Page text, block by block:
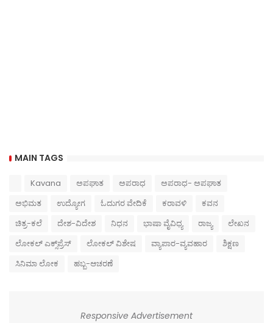
MAIN TAGS
Kavana ಅಪಘಾತ ಅಪರಾಧ
ಅಪರಾಧ- ಅಪಘಾತ
ಅಭಿಮತ
ಉದ್ಯೋಗ ಓದುಗರ ವೇದಿಕೆ ಕರಾವಳಿ
ಕವನ
ಚಿತ್ರ-ಕಲೆ
ದೇಶ-ವಿದೇಶ ನಿಧನ ಭಾಷಾ ವೈವಿಧ್ಯ ರಾಜ್ಯ
ಲೇಖನ
ಲೋಕಲ್ ಎಕ್ಸ್‌ಪ್ರೆಸ್
ಲೋಕಲ್ ವಿಶೇಷ ವ್ಯಾಪಾರ-ವ್ಯವಹಾರ
ಶಿಕ್ಷಣ
ಸಿನಿಮಾ ಲೋಕ
ಹಬ್ಬ-ಆಚರಣೆ
Responsive Advertisement